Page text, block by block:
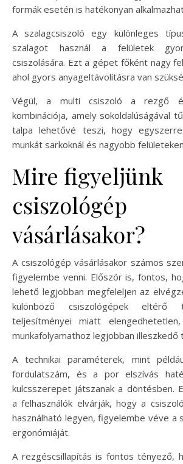
formák esetén is hatékonyan
A szalagcsiszoló egy különleges
szalagot használ a felületek
csiszolására. Ezt a gépet főként nagy
ahol gyors anyageltávolításra van
Végül, a multi csiszoló a rezgő
kombinációja, amely sokoldalúságával
talpa lehetővé teszi, hogy
munkát sarkoknál és nagyobb
Mire figyeljünk
csiszológép
vásárlásakor?
A csiszológép vásárlásakor számos
figyelembe venni. Először is, fontos,
lehető legjobban megfeleljen az
különböző csiszológépek eltérő
teljesítményei miatt
munkafolyamathoz legjobban illeszkedő
A technikai paraméterek, mint
fordulatszám, és a por elszívás
kulcsszerepet játszanak a döntésben.
a felhasználók elvárják, hogy a
használható legyen, figyelembe véve a
ergonómiáját.
A rezgéscsillapítás is fontos tényező,